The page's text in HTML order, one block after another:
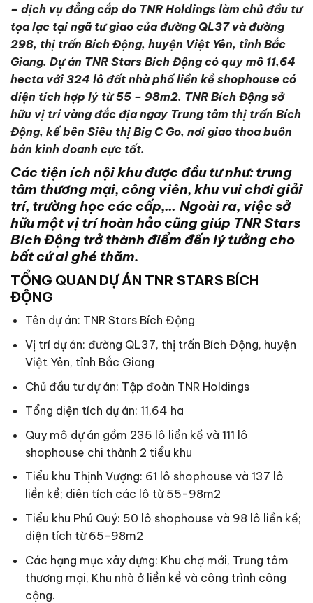
– dịch vụ đẳng cắp do TNR Holdings làm chủ đầu tư
tọa lạc tại ngã tư giao của đường QL37 và đường
298, thị trấn Bích Động, huyện Việt Yên, tỉnh Bắc
Giang. Dự án TNR Stars Bích Động có quy mô 11,64
hecta với 324 lô đất nhà phố liền kề shophouse có
diện tích hợp lý từ 55 – 98m2. TNR Bích Động sở
hữu vị trí vàng đắc địa ngay Trung tâm thị trấn Bích
Động, kế bên Siêu thị Big C Go, nơi giao thoa buôn
bán kinh doanh cực tốt.
Các tiện ích nội khu được đầu tư như: trung
tâm thương mại, công viên, khu vui chơi giải
trí, trường học các cấp,… Ngoài ra, việc sở
hữu một vị trí hoàn hảo cũng giúp TNR Stars
Bích Động trở thành điểm đến lý tưởng cho
bất cứ ai ghé thăm.
TỔNG QUAN DỰ ÁN TNR STARS BÍCH
ĐỘNG
Tên dự án: TNR Stars Bích Động
Vị trí dự án: đường QL37, thị trấn Bích Động, huyện
Việt Yên, tỉnh Bắc Giang
Chủ đầu tư dự án: Tập đoàn TNR Holdings
Tổng diện tích dự án: 11,64 ha
Quy mô dự án gồm 235 lô liền kề và 111 lô
shophouse chi thành 2 tiểu khu
Tiểu khu Thịnh Vượng: 61 lô shophouse và 137 lô
liền kề; diên tích các lô từ 55-98m2
Tiểu khu Phú Quý: 50 lô shophouse và 98 lô liền kề;
diện tích từ 65-98m2
Các hạng mục xây dựng: Khu chợ mới, Trung tâm
thương mại, Khu nhà ở liền kề và công trình công
cộng.